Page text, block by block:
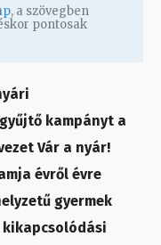
, a szövegben
pontosak
kampányt a
Vár a nyár!
évről évre
gyermek